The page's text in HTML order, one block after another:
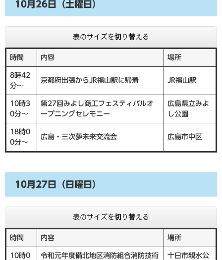
10月26日（土曜日）
表のサイズを切り替える
時間 内容 場所
8時42
分～
京都府出張からJR福山駅に帰着 JR福山駅
10時3
0分～
第27回みよし商工フェスティバルオ
ープニングセレモニー
広島県立みよ
し公園
18時0
0分～
広島・三次夢未来交流会 広島市中区
10月27日（日曜日）
表のサイズを切り替える
時間 内容 場所
10時0
令和元年度備北地区消防組合消防技術
十日市親水公